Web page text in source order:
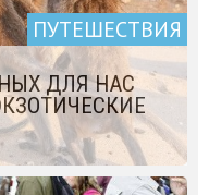
ПУТЕШЕСТВИЯ
ДЛЯ НАС